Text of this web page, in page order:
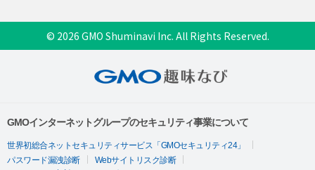
© 2026 GMO Shuminavi Inc. All Rights Reserved.